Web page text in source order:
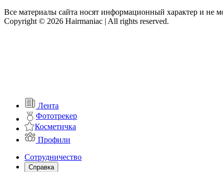
Все материалы сайта носят информационный характер и не
Copyright © 2026 Hairmaniac | All rights reserved.
Лента
Фототрекер
Косметичка
Профили
Сотрудничество
Справка